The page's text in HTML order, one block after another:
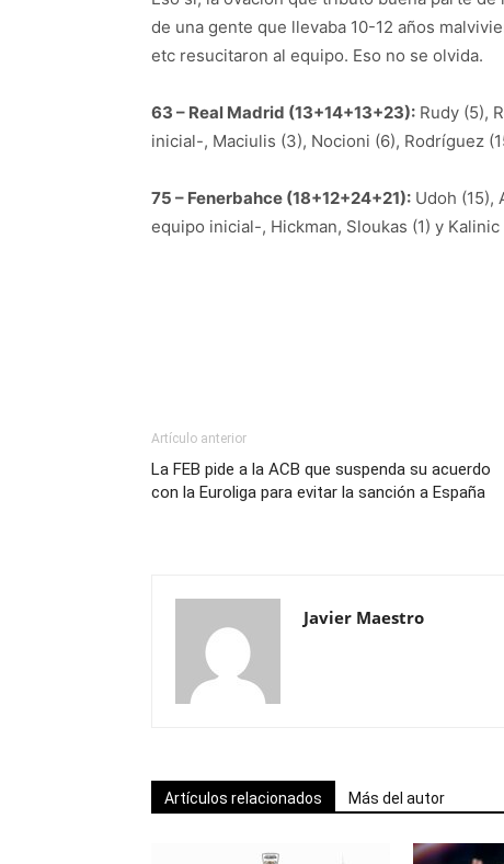
de una gente que llevaba 10-12 años
etc resucitaron al equipo. Eso no se olvida.
63 – Real Madrid (13+14+13+23): Rudy (5),
inicial-, Maciulis (3), Nocioni (6), Rodríguez
75 – Fenerbahce (18+12+24+21): Udoh (15),
equipo inicial-, Hickman, Sloukas (1) y Kalinic
Artículo anterior
La FEB pide a la ACB que suspenda su acuerdo
con la Euroliga para evitar la sanción a España
Javier Maestro
Artículos relacionados Más del autor